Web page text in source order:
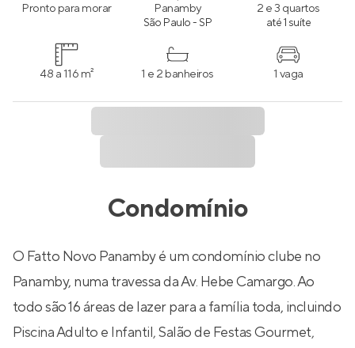
Pronto para morar Panamby
São Paulo - SP
2 e 3 quartos
até 1 suíte
48 a 116 m² 1 e 2 banheiros 1 vaga
Condomínio
O Fatto Novo Panamby é um condomínio clube no
Panamby, numa travessa da Av. Hebe Camargo. Ao
todo são 16 áreas de lazer para a família toda, incluindo
Piscina Adulto e Infantil, Salão de Festas Gourmet,